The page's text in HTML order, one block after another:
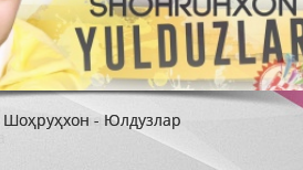
Шоҳруҳхон - Юлдузлар